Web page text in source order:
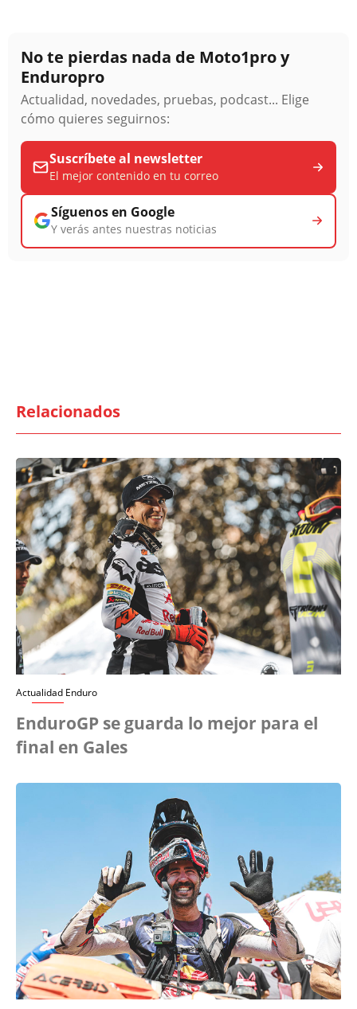
No te pierdas nada de Moto1pro y
Enduropro
Actualidad, novedades, pruebas, podcast... Elige
cómo quieres seguirnos:
Suscríbete al newsletter
El mejor contenido en tu correo
Síguenos en Google
Y verás antes nuestras noticias
Relacionados
Actualidad Enduro
EnduroGP se guarda lo mejor para el
final en Gales